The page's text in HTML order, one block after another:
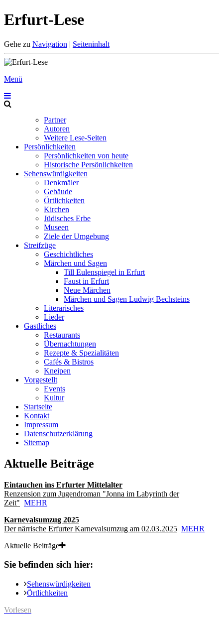
Erfurt-Lese
Gehe zu Navigation | Seiteninhalt
Menü
Partner
Autoren
Weitere Lese-Seiten
Persönlichkeiten
Persönlichkeiten von heute
Historische Persönlichkeiten
Sehenswürdigkeiten
Denkmäler
Gebäude
Örtlichkeiten
Kirchen
Jüdisches Erbe
Museen
Ziele der Umgebung
Streifzüge
Geschichtliches
Märchen und Sagen
Till Eulenspiegel in Erfurt
Faust in Erfurt
Neue Märchen
Märchen und Sagen Ludwig Bechsteins
Literarisches
Lieder
Gastliches
Restaurants
Übernachtungen
Rezepte & Spezialitäten
Cafés & Bistros
Kneipen
Vorgestellt
Events
Kultur
Startseite
Kontakt
Impressum
Datenschutz­erklärung
Sitemap
Aktuelle Beiträge
Eintauchen ins Erfurter Mittelalter
Renzension zum Jugendroman "Jonna im Labyrinth der
Zeit" MEHR
Karnevalsumzug 2025
Der närrische Erfurter Karnevalsumzug am 02.03.2025 MEHR
Aktuelle Beiträge
Sie befinden sich hier:
Sehenswürdigkeiten
Örtlichkeiten
Vorlesen